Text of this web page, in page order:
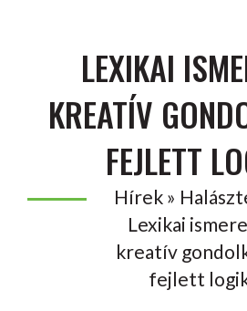
LEXIKAI
KREATÍV
FEJLETT
Hírek »
Lexikai
kreatív
fejlett